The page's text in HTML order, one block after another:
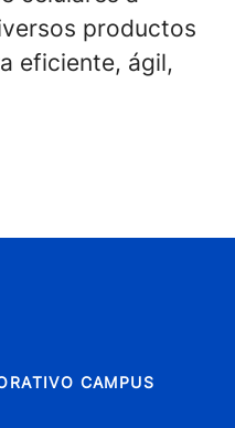
productos
eficiente, ágil,
CAMPUS